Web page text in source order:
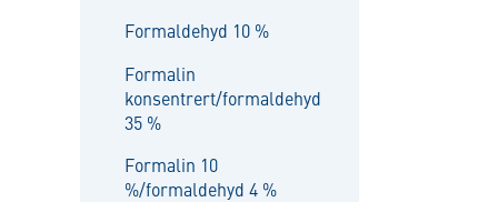
Formaldehyd 10 %
Formalin
konsentrert/formaldehyd
35 %
Formalin 10
%/formaldehyd 4 %